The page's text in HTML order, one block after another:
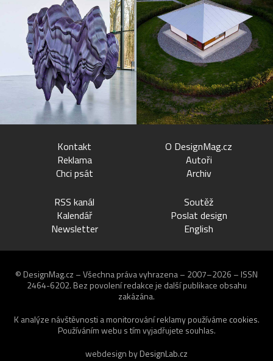
Kontakt
Reklama
Chci psát
O DesignMag.cz
Autoři
Archiv
RSS kanál
Kalendář
Newsletter
Soutěž
Poslat design
English
© DesignMag.cz – Všechna práva vyhrazena – 2007–2026 – ISSN
2464-6202. Bez povolení redakce je další publikace obsahu
zakázána.
K analýze návštěvnosti a monitorování reklamy používáme cookies.
Používáním webu s tím vyjadřujete souhlas.
webdesign byDesignLab.cz